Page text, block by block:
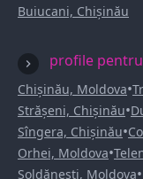
Buiucani, Chișinău
profile
Chișinău, Moldova•
Strășeni, Chișinău•
Sîngera, Chișinău•
Orhei, Moldova•
Șoldănești, Moldova•